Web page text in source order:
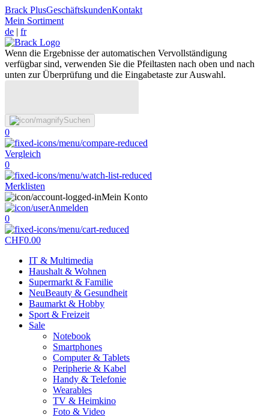
Brack PlusGeschäftskundenKontakt
Mein Sortiment
de | fr
Wenn die Ergebnisse der automatischen Vervollständigung
verfügbar sind, verwenden Sie die Pfeiltasten nach oben und nach
unten zur Überprüfung und die Eingabetaste zur Auswahl.
Suchen
0
Vergleich
0
Merklisten
Mein Konto
Anmelden
0
CHF0.00
IT & Multimedia
Haushalt & Wohnen
Supermarkt & Familie
NeuBeauty & Gesundheit
Baumarkt & Hobby
Sport & Freizeit
Sale
Notebook
Smartphones
Computer & Tablets
Peripherie & Kabel
Handy & Telefonie
Wearables
TV & Heimkino
Foto & Video